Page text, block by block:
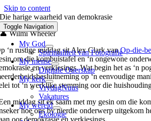
Skip to content
Toggle Navigation
My God
Spiritualiteit van Fotografie
My mense
Digitale Ouerskap
My kerk
VrydagNuus
Vakatures
My wêreld
Ekologie
Die harige waarheid van demokrasie
👤 Wilmi Wheeler
‘n rustige middag sit Alex Clark vanOp-die-
om die kombuistafel en ‘n ongewone
en verkiesings. Wat begin het as ‘n
op ‘n eenvoudige
tot ‘n werklike stemming oor die
middag sit ek saam met my gesin om die
hoe ons by hierdie onderwerp uitgekom
oor demokrasie en verkiesings.